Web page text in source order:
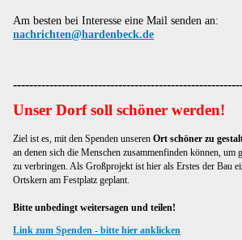
Am besten bei Interesse eine Mail senden an:
nachrichten@hardenbeck.de
Unser Dorf soll schöner werden!
Ziel ist es, mit den Spenden unserenOrt schöner zu
an denen sich die Menschen zusammenfinden können, um
zu verbringen. Als Großprojekt ist hier als Erstes der Bau
Ortskern am Festplatz geplant.
Bitte unbedingt weitersagen und teilen!
Link zum Spenden - bitte hier anklicken